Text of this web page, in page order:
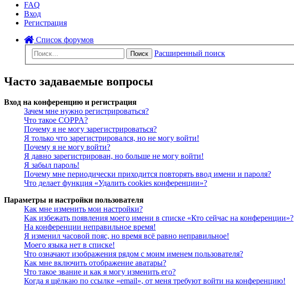
FAQ
Вход
Регистрация
Список форумов
Поиск Расширенный поиск
Часто задаваемые вопросы
Вход на конференцию и регистрация
Зачем мне нужно регистрироваться?
Что такое COPPA?
Почему я не могу зарегистрироваться?
Я только что зарегистрировался, но не могу войти!
Почему я не могу войти?
Я давно зарегистрирован, но больше не могу войти!
Я забыл пароль!
Почему мне периодически приходится повторять ввод имени и пароля?
Что делает функция «Удалить cookies конференции»?
Параметры и настройки пользователя
Как мне изменить мои настройки?
Как избежать появления моего имени в списке «Кто сейчас на конференции»?
На конференции неправильное время!
Я изменил часовой пояс, но время всё равно неправильное!
Моего языка нет в списке!
Что означают изображения рядом с моим именем пользователя?
Как мне включить отображение аватары?
Что такое звание и как я могу изменить его?
Когда я щёлкаю по ссылке «email», от меня требуют войти на конференцию!